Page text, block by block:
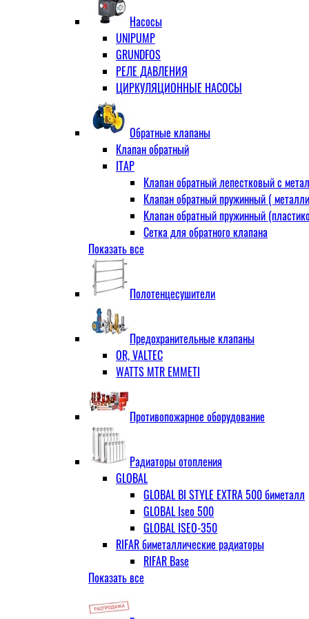
Ниппель прямой
Ниппель-переходник
Переходник ВН
Переходник НВ (футорка)
Сгон
Угловой
Тройник
Тройник переходной
Тройник равный
Угольник
ВВ
ВН
Удлинитель потока для радиатора
Насосы
UNIPUMP
GRUNDFOS
РЕЛЕ ДАВЛЕНИЯ
ЦИРКУЛЯЦИОННЫЕ НАСОСЫ
Обратные клапаны
Клапан обратный
ITAP
Клапан обратный лепестковый с
Клапан обратный пружинный (
Клапан обратный пружинный
Сетка для обратного клапана
VALTEC
АДЛ
RD30 Корпус/диск - чугун РN16 (Тмакс
ЧАЗ (двухдисковые)
Показать все
Полотенцесушители
Предохранительные клапаны
OR, VALTEC
WATTS MTR EMMETI
Противопожарное оборудование
Радиаторы отопления
GLOBAL
GLOBAL BI STYLE EXTRA 500 биметалл
GLOBAL Iseo 500
GLOBAL ISEO-350
RIFAR биметаллические радиаторы
RIFAR Base
Показать все